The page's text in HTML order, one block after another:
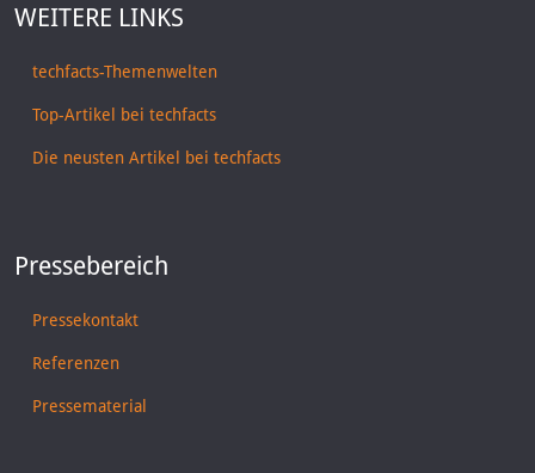
WEITERE LINKS
techfacts-Themenwelten
Top-Artikel bei techfacts
Die neusten Artikel bei techfacts
Pressebereich
Pressekontakt
Referenzen
Pressematerial